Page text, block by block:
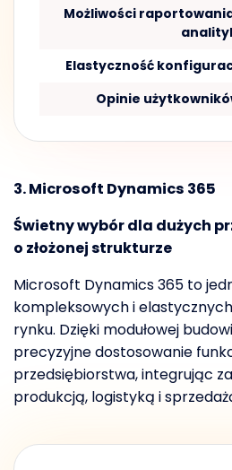
Możliwości
Elastyczność
Opinie
3. Microsoft Dynamics 365
Świetny wybór dla dużych
o złożonej strukturze
Microsoft Dynamics 365 to
kompleksowych i
rynku. Dzięki modułowej
precyzyjne dostosowanie
przedsiębiorstwa, integrując
produkcją, logistyką i